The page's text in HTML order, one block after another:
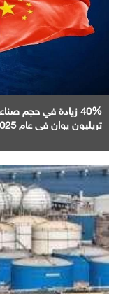
تريليون يوان في عام 2025